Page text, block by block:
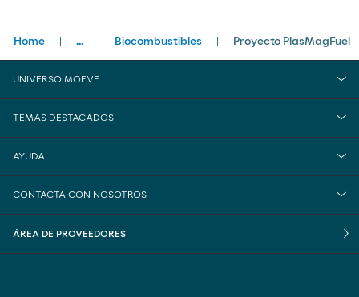
Breadcrumbs
Home ... Biocombustibles Proyecto PlasMagFuel
UNIVERSO MOEVE
TEMAS DESTACADOS
AYUDA
CONTACTA CON NOSOTROS
ÁREA DE PROVEEDORES